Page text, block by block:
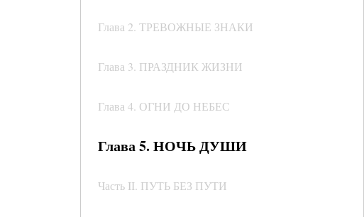
Глава 2. ТРЕВОЖНЫЕ ЗНАКИ
Глава 3. ПРАЗДНИК ЖИЗНИ
Глава 4. ОГНИ ДО НЕБЕС
Глава 5. НОЧЬ ДУШИ
Часть II. ПУТЬ БЕЗ ПУТИ